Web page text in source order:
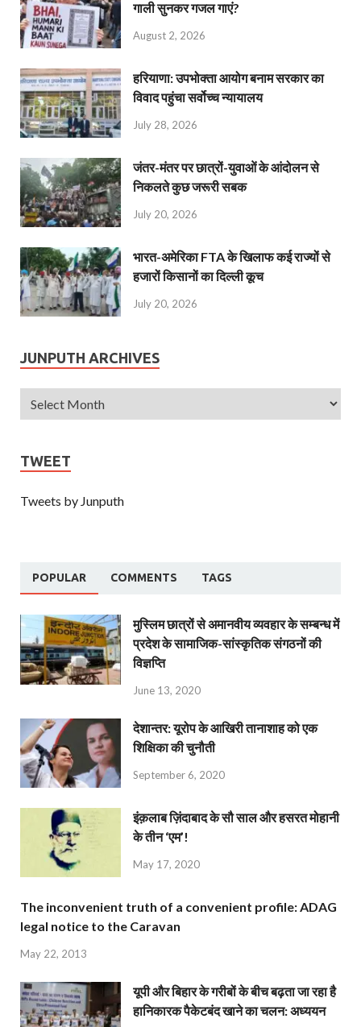
गाली सुनकर गजल गाएं?
August 2, 2026
हरियाणा: उपभोक्ता आयोग बनाम सरकार का
विवाद पहुंचा सर्वोच्च न्यायालय
July 28, 2026
जंतर-मंतर पर छात्रों-युवाओं के आंदोलन से
निकलते कुछ जरूरी सबक
July 20, 2026
भारत-अमेरिका FTA के खिलाफ कई राज्यों से
हजारों किसानों का दिल्ली कूच
July 20, 2026
JUNPUTH ARCHIVES
TWEET
Tweets by Junputh
POPULAR COMMENTS TAGS
मुस्लिम छात्रों से अमानवीय व्यवहार के सम्बन्ध में
प्रदेश के सामाजिक-सांस्कृतिक संगठनों की
विज्ञप्ति
June 13, 2020
देशान्‍तर: यूरोप के आखिरी तानाशाह को एक
शिक्षिका की चुनौती
September 6, 2020
इंक़लाब ज़िंदाबाद के सौ साल और हसरत मोहानी
के तीन ‘एम’!
May 17, 2020
The inconvenient truth of a convenient profile: ADAG
legal notice to the Caravan
May 22, 2013
यूपी और बिहार के गरीबों के बीच बढ़ता जा रहा है
हानिकारक पैकेटबंद खाने का चलन: अध्ययन